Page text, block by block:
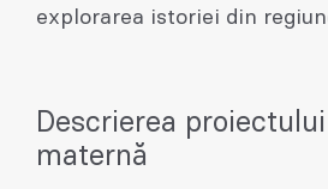
explorarea istoriei din
Descrierea
maternă